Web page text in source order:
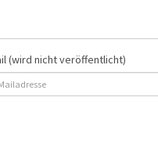
(wird nicht veröffentlicht)